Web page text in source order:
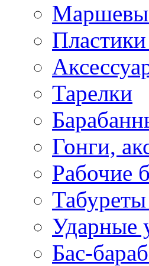
Тарелки
Гонги,
Рабочие
Ударные
Бас-